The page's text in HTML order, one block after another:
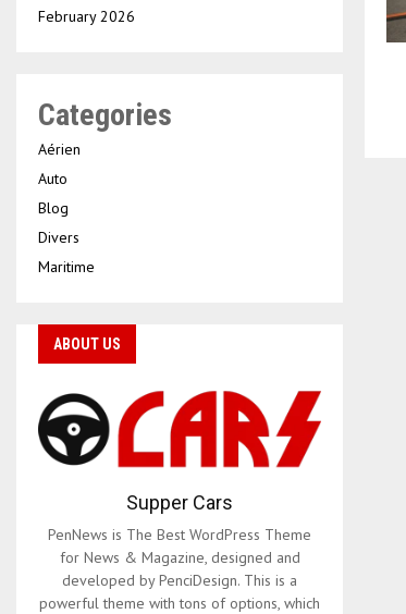
February 2026
Categories
Aérien
Auto
Blog
Divers
Maritime
ABOUT US
Supper Cars
PenNews is The Best WordPress Theme
for News & Magazine, designed and
developed by PenciDesign. This is a
powerful theme with tons of options, which